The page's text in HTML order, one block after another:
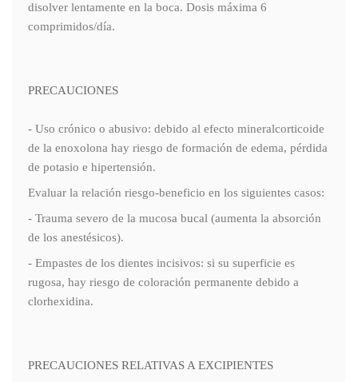
disolver lentamente en la boca. Dosis máxima 6
comprimidos/día.
PRECAUCIONES
- Uso crónico o abusivo: debido al efecto mineralcorticoide
de la enoxolona hay riesgo de formación de edema, pérdida
de potasio e hipertensión.
Evaluar la relación riesgo-beneficio en los siguientes casos:
- Trauma severo de la mucosa bucal (aumenta la absorción
de los anestésicos).
- Empastes de los dientes incisivos: si su superficie es
rugosa, hay riesgo de coloración permanente debido a
clorhexidina.
PRECAUCIONES RELATIVAS A EXCIPIENTES